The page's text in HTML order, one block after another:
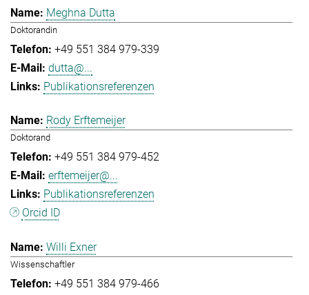
Meghna Dutta
Doktorandin
+49 551 384 979-339
dutta@...
Publikationsreferenzen
Rody Erftemeijer
Doktorand
+49 551 384 979-452
erftemeijer@...
Publikationsreferenzen
Orcid ID
Willi Exner
Wissenschaftler
+49 551 384 979-466